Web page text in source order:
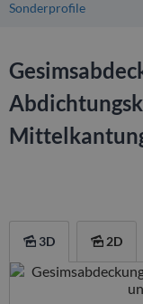
Sonderprofile
3D 2D